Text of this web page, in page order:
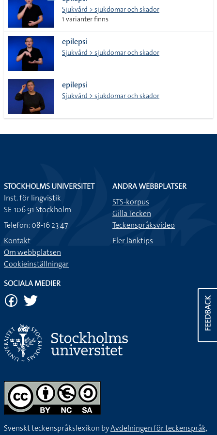
lista
Sjukvård > sjukdomar och skador
1 varianter finns
epilepsi
Sjukvård > sjukdomar och skador
epilepsi
Sjukvård > sjukdomar och skador
FEEDBACK
STOCKHOLMS UNIVERSITET
Inst. för lingvistik
SE-106 91 Stockholm
Telefon: 08-16 23 47
Kontakt
Om webbplatsen
Cookieinställningar
ANDRA WEBBPLATSER
STS-korpus
Gilla Tecken
Teckenspråksvideo
Fler länktips
SOCIALA MEDIER
Svenskt teckenspråkslexikon byAvdelningen för teckenspråk,